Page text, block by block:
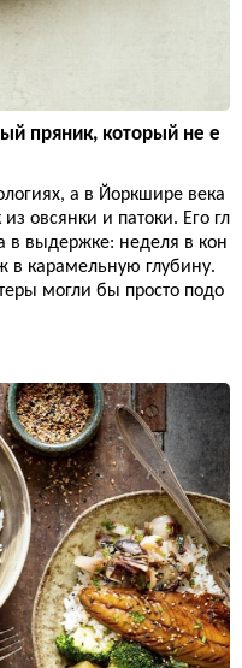
пряник, который не е
а в Йоркшире века
овсянки и патоки. Его гл
в выдержке: неделя в кон
в карамельную глубину.
могли бы просто подо